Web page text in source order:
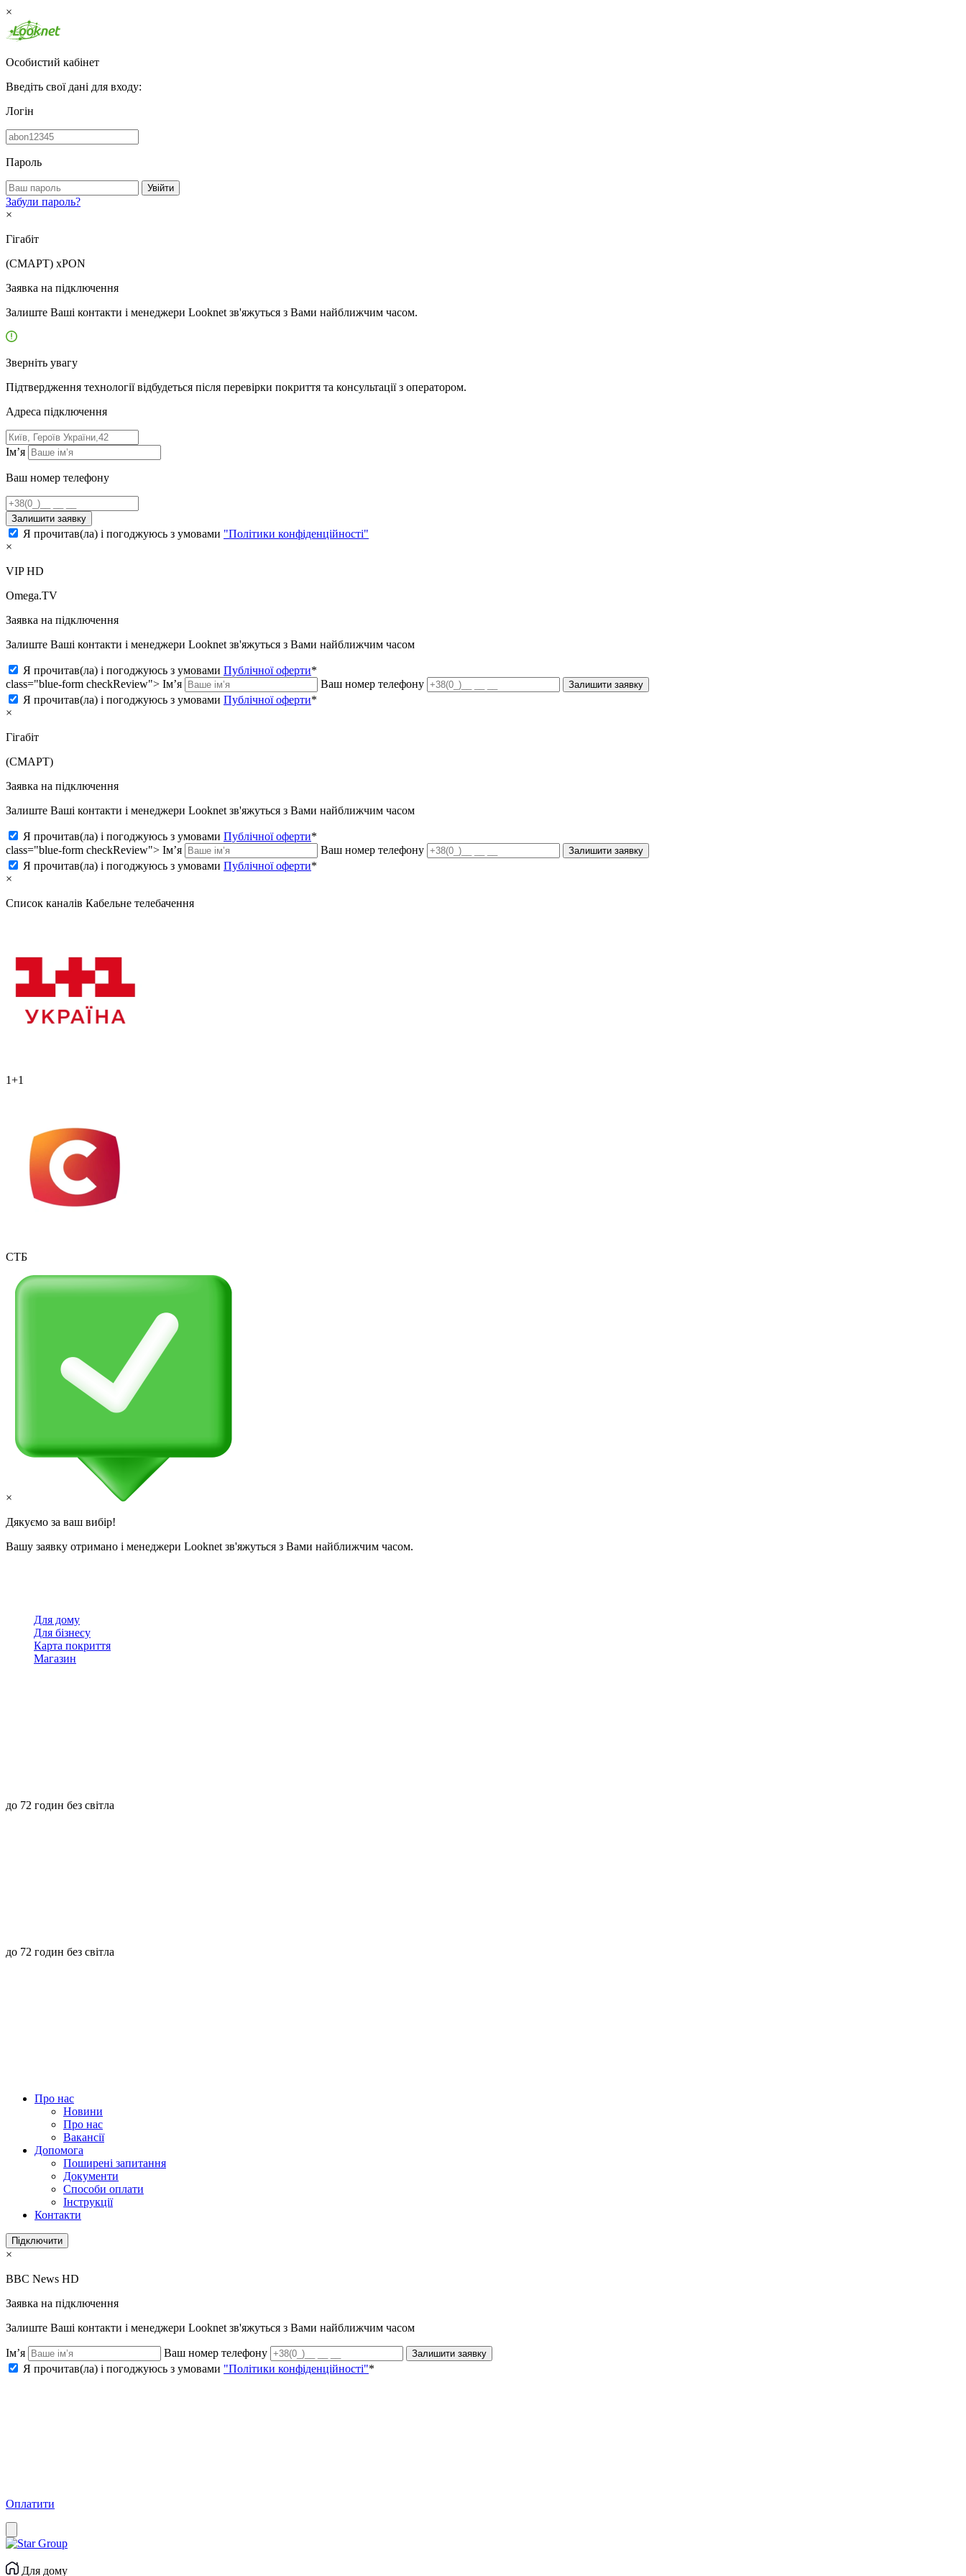
×
Особистий кабінет
Введіть свої дані для входу:
Логін
Пароль
Увійти
Забули пароль?
×
Гігабіт
(СМАРТ) xPON
Заявка на підключення
Залиште Ваші контакти і менеджери Looknet зв'яжуться з Вами найближчим часом.
Зверніть увагу
Підтвердження технології відбудеться після перевірки покриття та консультації з оператором.
Адресa підключення
Ім’я
Ваш номер телефону
Залишити заявку
Я прочитав(ла) і погоджуюсь з умовами "Політики конфіденційності"
×
VIP HD
Omega.TV
Заявка на підключення
Залиште Ваші контакти і менеджери Looknet зв'яжуться з Вами найближчим часом
Я прочитав(ла) і погоджуюсь з умовами Публічної оферти*
class="blue-form checkReview"> Ім’я Ваш номер телефону Залишити заявку
Я прочитав(ла) і погоджуюсь з умовами Публічної оферти*
×
Гігабіт
(СМАРТ)
Заявка на підключення
Залиште Ваші контакти і менеджери Looknet зв'яжуться з Вами найближчим часом
Я прочитав(ла) і погоджуюсь з умовами Публічної оферти*
class="blue-form checkReview"> Ім’я Ваш номер телефону Залишити заявку
Я прочитав(ла) і погоджуюсь з умовами Публічної оферти*
×
Список каналів Кабельне телебачення
1+1
СТБ
×
Дякуємо за ваш вибір!
Вашу заявку отримано і менеджери Looknet зв'яжуться з Вами найближчим часом.
Для дому
Для бізнесу
Карта покриття
Магазин
до 72 годин без світла
до 72 годин без світла
Про нас
Новини
Про нас
Вакансії
Допомога
Поширені запитання
Документи
Способи оплати
Інструкції
Контакти
Підключити
×
BBC News HD
Заявка на підключення
Залиште Ваші контакти і менеджери Looknet зв'яжуться з Вами найближчим часом
Ім’я Ваш номер телефону Залишити заявку
Я прочитав(ла) і погоджуюсь з умовами "Політики конфіденційності"*
Оплатити
Для дому